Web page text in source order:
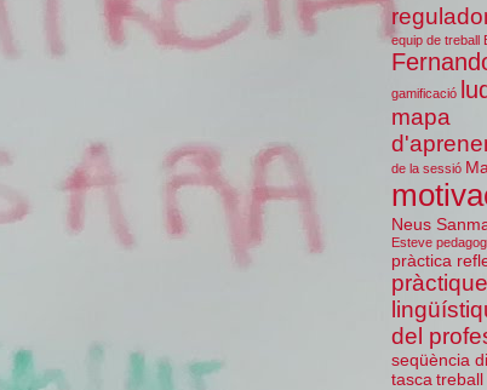
equip de treball
gamificació
mapa
de la sessió
Neus
Esteve
pràctica
del
seqüència
tasca